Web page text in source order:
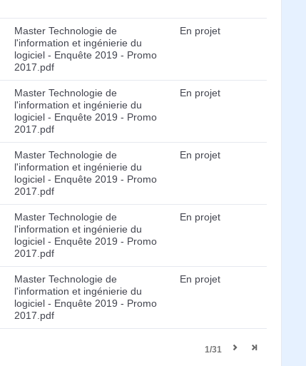
Master Technologie de
l'information et ingénierie du
logiciel - Enquête 2019 - Promo
2017.pdf
En projet
Master Technologie de
l'information et ingénierie du
logiciel - Enquête 2019 - Promo
2017.pdf
En projet
Master Technologie de
l'information et ingénierie du
logiciel - Enquête 2019 - Promo
2017.pdf
En projet
Master Technologie de
l'information et ingénierie du
logiciel - Enquête 2019 - Promo
2017.pdf
En projet
Master Technologie de
l'information et ingénierie du
logiciel - Enquête 2019 - Promo
2017.pdf
En projet
1/31